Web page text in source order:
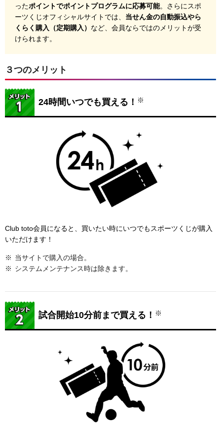
ったポイントでポイントプログラムに応募可能。さらにスポ
ーツくじオフィシャルサイトでは、 当せん金の自動振込やら
くらく購入（定期購入） など、会員ならではのメリットが受
けられます。
３つのメリット
24時間いつでも買える！ ※
Club toto会員になると、買いたい時にいつでもスポーツくじが購入
いただけます！
当サイトで購入の場合。
システムメンテナンス時は除きます。
試合開始10分前まで買える！ ※